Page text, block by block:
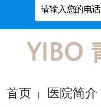
首页 | 医院简介